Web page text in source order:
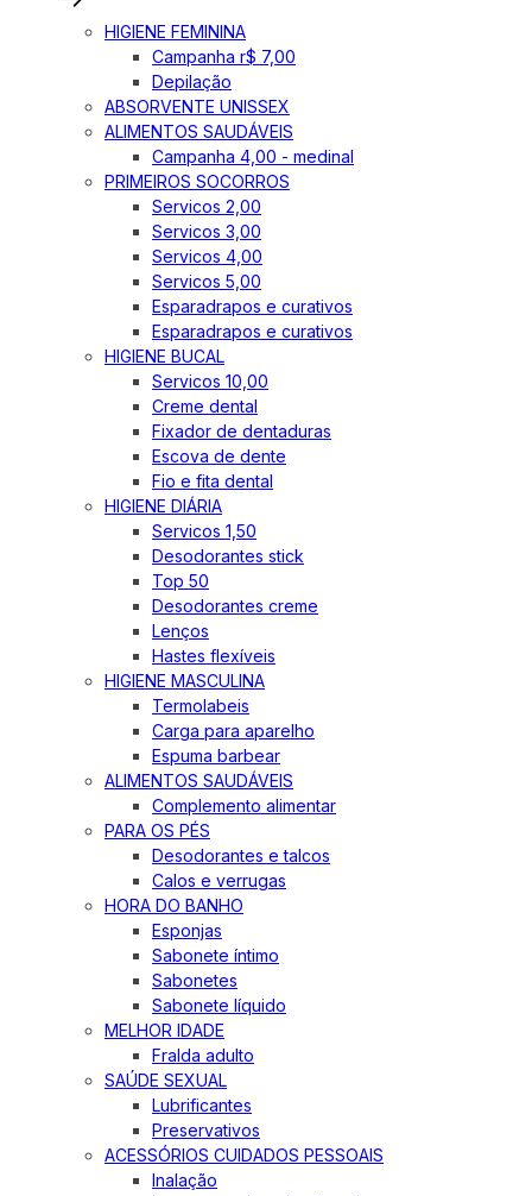
HIGIENE FEMININA
Campanha r$ 7,00
Depilação
ABSORVENTE UNISSEX
ALIMENTOS SAUDÁVEIS
Campanha 4,00 - medinal
PRIMEIROS SOCORROS
Servicos 2,00
Servicos 3,00
Servicos 4,00
Servicos 5,00
Esparadrapos e curativos
Esparadrapos e curativos
HIGIENE BUCAL
Servicos 10,00
Creme dental
Fixador de dentaduras
Escova de dente
Fio e fita dental
HIGIENE DIÁRIA
Servicos 1,50
Desodorantes stick
Top 50
Desodorantes creme
Lenços
Hastes flexíveis
HIGIENE MASCULINA
Termolabeis
Carga para aparelho
Espuma barbear
ALIMENTOS SAUDÁVEIS
Complemento alimentar
PARA OS PÉS
Desodorantes e talcos
Calos e verrugas
HORA DO BANHO
Esponjas
Sabonete íntimo
Sabonetes
Sabonete líquido
MELHOR IDADE
Fralda adulto
SAÚDE SEXUAL
Lubrificantes
Preservativos
ACESSÓRIOS CUIDADOS PESSOAIS
Inalação